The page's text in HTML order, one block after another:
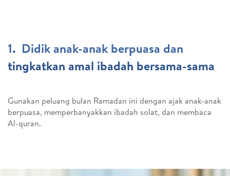
1. Didik anak-anak berpuasa dan
tingkatkan amal ibadah bersama-sama
Gunakan peluang bulan Ramadan ini dengan ajak anak-anak
berpuasa, memperbanyakkan ibadah solat, dan membaca
Al-quran.